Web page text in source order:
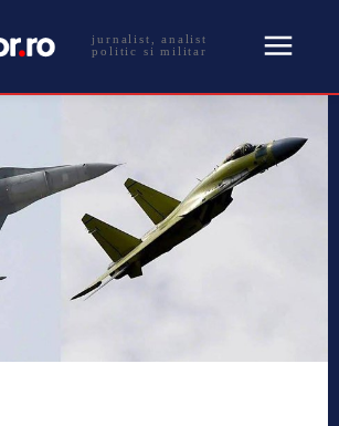
jurnalist, analist
politic si militar